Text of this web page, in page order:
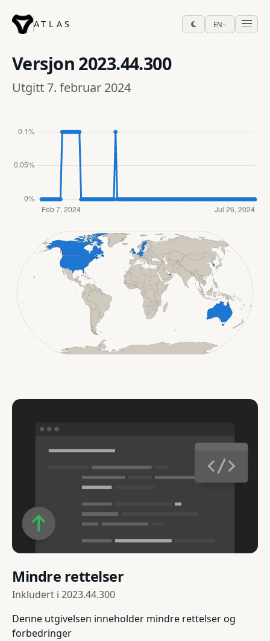
ATLAS EN
Versjon 2023.44.300
Utgitt 7. februar 2024
Mindre rettelser
Inkludert i 2023.44.300
Denne utgivelsen inneholder mindre rettelser og
forbedringer